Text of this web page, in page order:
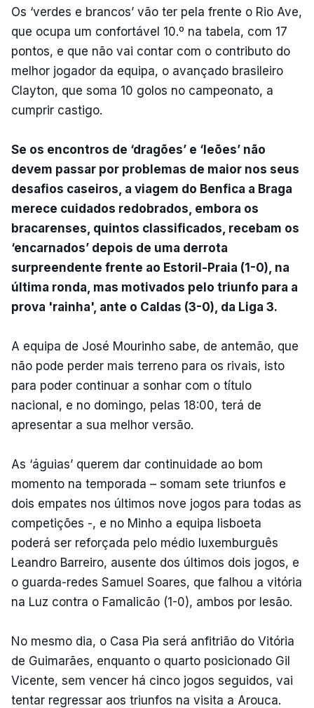
Os ‘verdes e brancos’ vão ter pela frente o Rio Ave,
que ocupa um confortável 10.º na tabela, com 17
pontos, e que não vai contar com o contributo do
melhor jogador da equipa, o avançado brasileiro
Clayton, que soma 10 golos no campeonato, a
cumprir castigo.
Se os encontros de ‘dragões’ e ‘leões’ não
devem passar por problemas de maior nos seus
desafios caseiros, a viagem do Benfica a Braga
merece cuidados redobrados, embora os
bracarenses, quintos classificados, recebam os
‘encarnados’ depois de uma derrota
surpreendente frente ao Estoril-Praia (1-0), na
última ronda, mas motivados pelo triunfo para a
prova 'rainha', ante o Caldas (3-0), da Liga 3.
A equipa de José Mourinho sabe, de antemão, que
não pode perder mais terreno para os rivais, isto
para poder continuar a sonhar com o título
nacional, e no domingo, pelas 18:00, terá de
apresentar a sua melhor versão.
As ‘águias’ querem dar continuidade ao bom
momento na temporada – somam sete triunfos e
dois empates nos últimos nove jogos para todas as
competições -, e no Minho a equipa lisboeta
poderá ser reforçada pelo médio luxemburguês
Leandro Barreiro, ausente dos últimos dois jogos, e
o guarda-redes Samuel Soares, que falhou a vitória
na Luz contra o Famalicão (1-0), ambos por lesão.
No mesmo dia, o Casa Pia será anfitrião do Vitória
de Guimarães, enquanto o quarto posicionado Gil
Vicente, sem vencer há cinco jogos seguidos, vai
tentar regressar aos triunfos na visita a Arouca.